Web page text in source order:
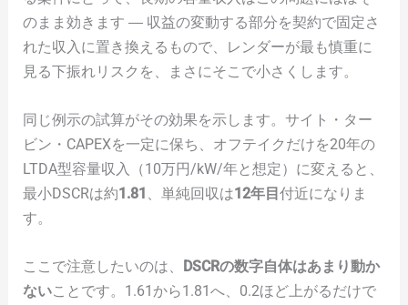
のまま効きます ― 収益の変動する部分を契約で固定さ
れた収入に置き換えるもので、レンダーが最も慎重に
見る下振れリスクを、まさにそこで小さくします。
同じ例示の試算がその効果を示します。サイト・ター
ビン・CAPEXを一定に保ち、オフテイクだけを20年の
LTDA型容量収入（10万円/kW/年と想定）に変えると、
最小DSCRは約1.81 、単純回収は12年目付近になりま
す。
ここで注意したいのは、 DSCRの数字自体はあまり動か
ないことです。1.61から1.81へ、0.2ほど上がるだけで